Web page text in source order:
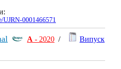
UJRN-0001466571
А - 2020 /
Випуск